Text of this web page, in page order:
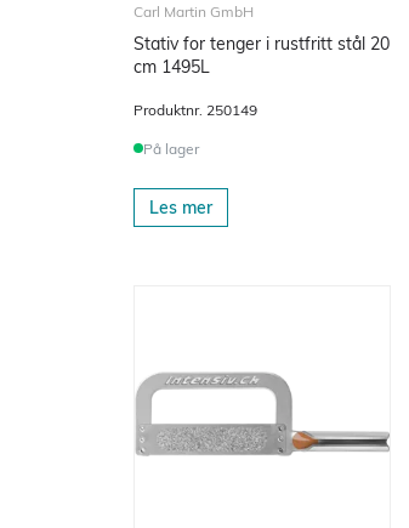
Carl Martin GmbH
Stativ for tenger i rustfritt stål 20
cm 1495L
Produktnr. 250149
På lager
Les mer